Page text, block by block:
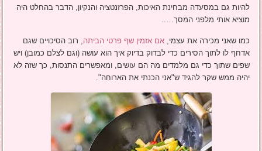
להיות גם במסעדה מבחינת האיכות, הפרזנטציה והנקיון, הדבר בהחלט היה
מוציא אותי מלפני המסך…..
כמו שאני מכירה את עצמי,אם אזמין שף פרטי הביתה , רוב הסיכויים שגם
אדחף לו לתוך הסירים כדי לבדוק בדיוק איך הוא עושה (וגם לצלם כמובן) ויש
שפים שתוך כדי גם מלמדים מה הם עושים, ומאפשרים התנסות, כך שזה לא
יהיה ממש שקר להגיד ש"אני הכנתי את הארוחה".